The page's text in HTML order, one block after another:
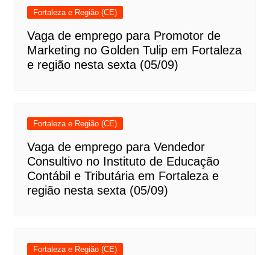
Fortaleza e Região (CE)
Vaga de emprego para Promotor de
Marketing no Golden Tulip em Fortaleza
e região nesta sexta (05/09)
Fortaleza e Região (CE)
Vaga de emprego para Vendedor
Consultivo no Instituto de Educação
Contábil e Tributária em Fortaleza e
região nesta sexta (05/09)
Fortaleza e Região (CE)